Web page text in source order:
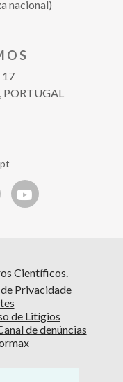
nacional)
17
PORTUGAL
Científicos.
Privacidade
de Litígios
de denúncias